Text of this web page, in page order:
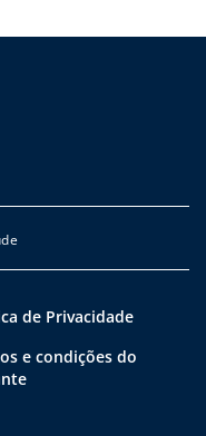
de Privacidade
e condições do